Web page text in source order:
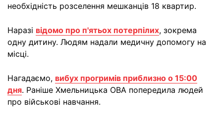
необхідність розселення мешканців 18 квартир.
Наразі відомо про п'ятьох потерпілих, зокрема
одну дитину. Людям надали медичну допомогу на
місці.
Нагадаємо, вибух прогримів приблизно о 15:00
дня. Раніше Хмельницька ОВА попередила людей
про військові навчання.